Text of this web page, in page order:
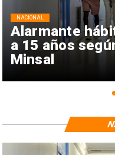
Alarmante
a 15 años
Minsal
NACIONAL